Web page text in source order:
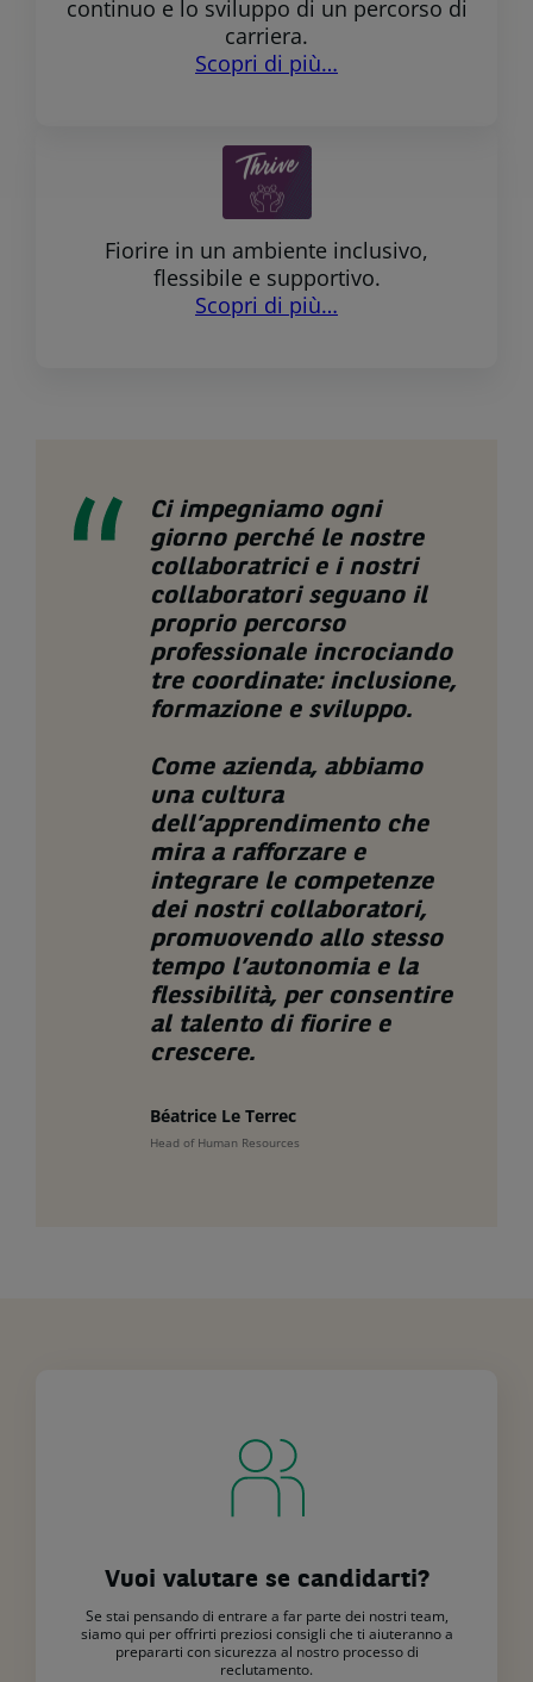
continuo e lo sviluppo di un percorso di
carriera.
Scopri di più…
Fiorire in un ambiente inclusivo,
flessibile e supportivo.
Scopri di più…
Ci impegniamo ogni
giorno perché le nostre
collaboratrici e i nostri
collaboratori seguano il
proprio percorso
professionale incrociando
tre coordinate: inclusione,
formazione e sviluppo.
Come azienda, abbiamo
una cultura
dell’apprendimento che
mira a rafforzare e
integrare le competenze
dei nostri collaboratori,
promuovendo allo stesso
tempo l’autonomia e la
flessibilità, per consentire
al talento di fiorire e
crescere.
Béatrice Le Terrec
Head of Human Resources
Vuoi valutare se candidarti?
Se stai pensando di entrare a far parte dei nostri team,
siamo qui per offrirti preziosi consigli che ti aiuteranno a
prepararti con sicurezza al nostro processo di
reclutamento.